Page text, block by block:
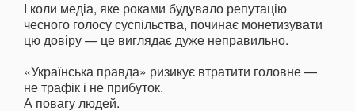
І коли медіа, яке роками будувало репутацію
чесного голосу суспільства, починає монетизувати
цю довіру — це виглядає дуже неправильно.
«Українська правда» ризикує втратити головне —
не трафік і не прибуток.
А повагу людей.